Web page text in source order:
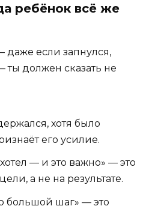
ребёнок всё же
даже если запнулся,
ты должен сказать не
хотя было
его усилие.
хотел — и это важно» — это
а не на результате.
большой шаг» — это